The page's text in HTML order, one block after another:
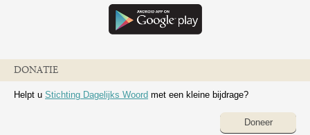
DONATIE
Helpt u Stichting Dagelijks Woord met een kleine bijdrage?
Doneer